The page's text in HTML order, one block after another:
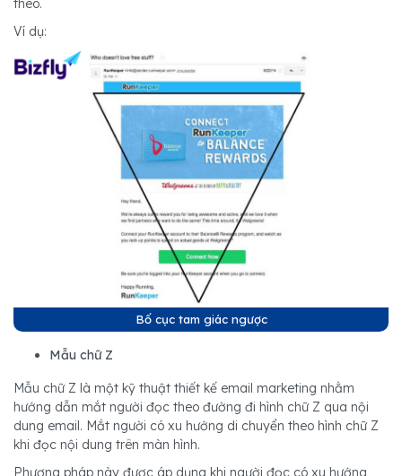
theo.
Ví dụ:
Bố cục tam giác ngược
Mẫu chữ Z
Mẫu chữ Z là một kỹ thuật thiết kế email marketing nhằm
hướng dẫn mắt người đọc theo đường đi hình chữ Z qua nội
dung email. Mắt người có xu hướng di chuyển theo hình chữ Z
khi đọc nội dung trên màn hình.
Phương pháp này được áp dụng khi người đọc có xu hướng